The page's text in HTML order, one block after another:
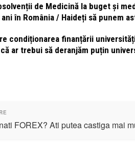
de Medicină la buget și
în România / Haideți să punem
condiționarea finanțării
ar trebui să deranjăm puțin
FOREX? Ati putea castiga mai